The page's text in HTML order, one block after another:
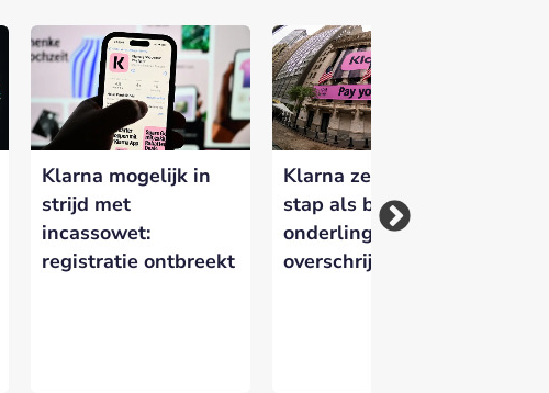
te versterken en zichtbaar te maken op
Klarna mogelijk in
strijd met
incassowet:
registratie ontbreekt
Klarna zet volgende
stap als bank met
onderlinge
overschrijvingen